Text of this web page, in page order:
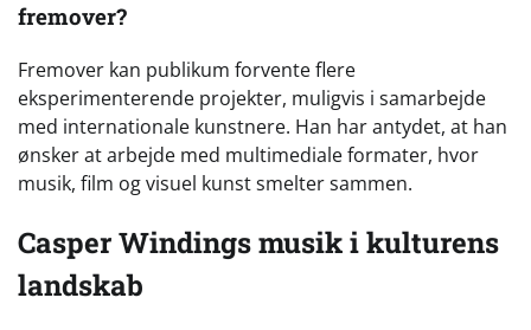
fremover?
Fremover kan publikum forvente flere
eksperimenterende projekter, muligvis i samarbejde
med internationale kunstnere. Han har antydet, at han
ønsker at arbejde med multimediale formater, hvor
musik, film og visuel kunst smelter sammen.
Casper Windings musik i kulturens
landskab